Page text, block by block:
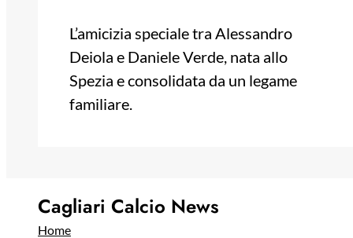
L’amicizia speciale tra Alessandro
Deiola e Daniele Verde, nata allo
Spezia e consolidata da un legame
familiare.
Cagliari Calcio News
Home